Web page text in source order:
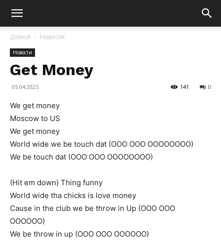
Домой Новости
Новости
Get Money
05.04.2025 0
141
We get money
Moscow to US
We get money
World wide we be touch dat (OOO OOO OOOOOOOO)
We be touch dat (OOO OOO OOOOOOOO)
(Hit em down) Thing funny
World wide tha chicks is love money
Cause in the club we be throw in Up (OOO OOO
OOOOOO)
We be throw in up (OOO OOO OOOOOO)